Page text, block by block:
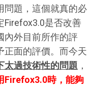
問題，這個就真的必
Firefox3.0是否改善
內外目前所作的評
正面的評價。而今天
太過技術性的問題 ，
Firefox3.0時，能夠